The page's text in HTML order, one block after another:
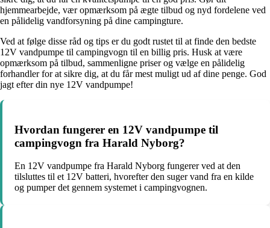
hjemmearbejde, vær opmærksom på ægte tilbud og nyd fordelene ved
en pålidelig vandforsyning på dine campingture.
Ved at følge disse råd og tips er du godt rustet til at finde den bedste
12V vandpumpe til campingvogn til en billig pris. Husk at være
opmærksom på tilbud, sammenligne priser og vælge en pålidelig
forhandler for at sikre dig, at du får mest muligt ud af dine penge. God
jagt efter din nye 12V vandpumpe!
Hvordan fungerer en 12V vandpumpe til
campingvogn fra Harald Nyborg?
En 12V vandpumpe fra Harald Nyborg fungerer ved at den
tilsluttes til et 12V batteri, hvorefter den suger vand fra en kilde
og pumper det gennem systemet i campingvognen.